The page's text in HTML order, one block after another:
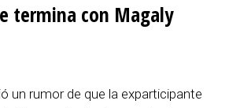
termina con Magaly
un rumor de que la exparticipante